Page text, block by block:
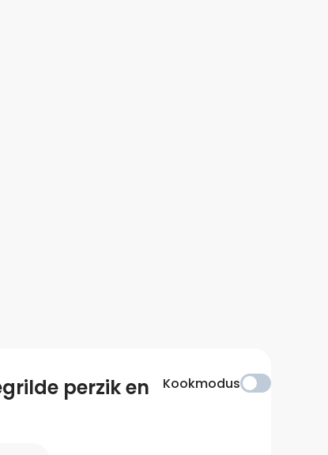
perzik en
Kookmodus